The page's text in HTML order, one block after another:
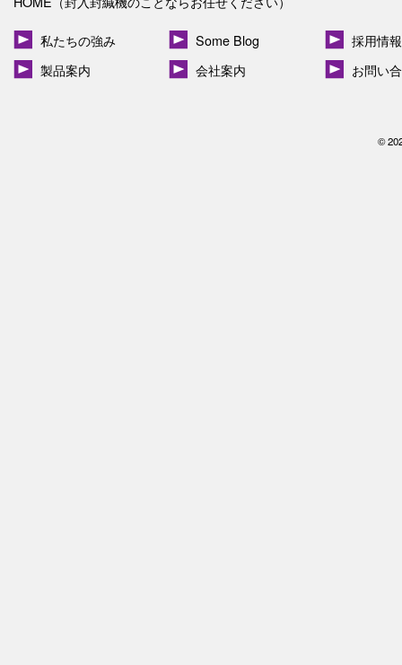
私たちの強み
製品案内
Some Blog
会社案内
採用情報
お問い
©